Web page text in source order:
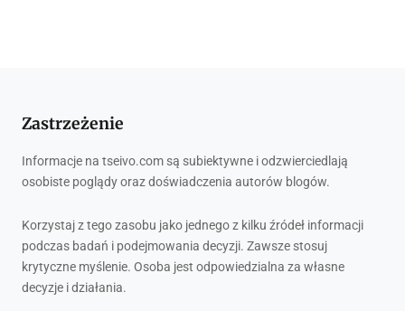
Zastrzeżenie
Informacje na tseivo.com są subiektywne i odzwierciedlają
osobiste poglądy oraz doświadczenia autorów blogów.
Korzystaj z tego zasobu jako jednego z kilku źródeł informacji
podczas badań i podejmowania decyzji. Zawsze stosuj
krytyczne myślenie. Osoba jest odpowiedzialna za własne
decyzje i działania.